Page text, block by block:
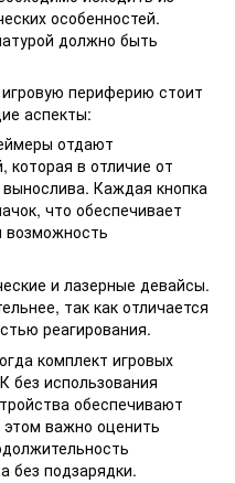
особенностей.
должно быть
периферию стоит
аспекты:
отдают
которая в отличие от
Каждая кнопка
что обеспечивает
возможность
и лазерные девайсы.
так как отличается
реагирования.
комплект игровых
без использования
обеспечивают
важно оценить
без подзарядки.